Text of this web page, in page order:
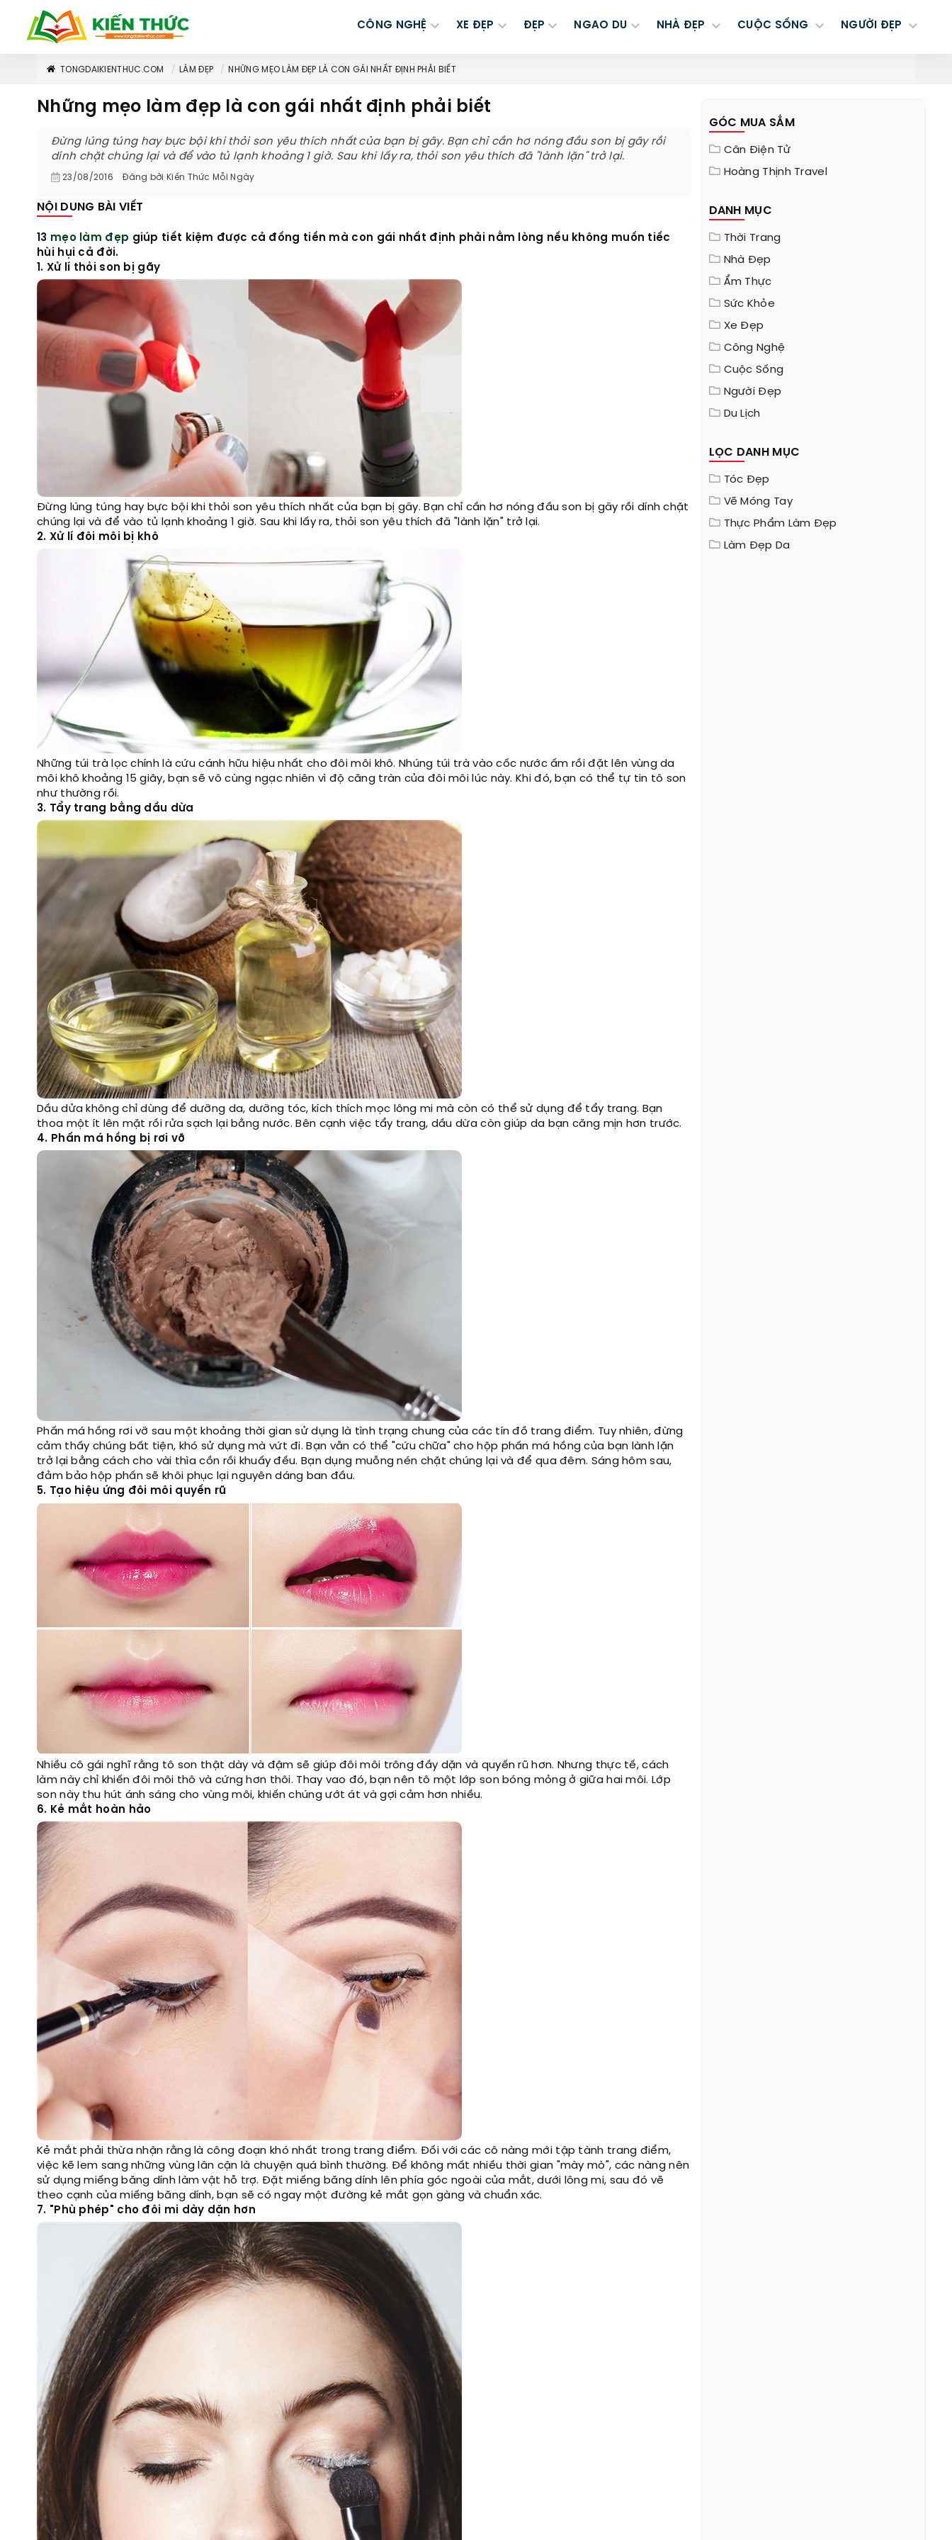
CÔNG NGHỆ XE ĐẸP ĐẸP NGAO DU NHÀ ĐẸP CUỘC SỐNG NGƯỜI ĐẸP
TONGDAIKIENTHUC.COM LÀM ĐẸP NHỮNG MẸO LÀM ĐẸP LÀ CON GÁI NHẤT ĐỊNH PHẢI BIẾT
Những mẹo làm đẹp là con gái nhất định phải biết
Đừng lúng túng hay bực bội khi thỏi son yêu thích nhất của bạn bị gãy. Bạn chỉ cần hơ nóng đầu son bị gãy rồi
dính chặt chúng lại và để vào tủ lạnh khoảng 1 giờ. Sau khi lấy ra, thỏi son yêu thích đã "lành lặn" trở lại.
23/08/2016 Đăng bởi Kiến Thức Mỗi Ngày
NỘI DUNG BÀI VIẾT
13 mẹo làm đẹp giúp tiết kiệm được cả đống tiền mà con gái nhất định phải nằm lòng nếu không muốn tiếc
hùi hụi cả đời.
1. Xử lí thỏi son bị gãy
Đừng lúng túng hay bực bội khi thỏi son yêu thích nhất của bạn bị gãy. Bạn chỉ cần hơ nóng đầu son bị gãy rồi dính chặt
chúng lại và để vào tủ lạnh khoảng 1 giờ. Sau khi lấy ra, thỏi son yêu thích đã "lành lặn" trở lại.
2. Xử lí đôi môi bị khô
Những túi trà lọc chính là cứu cánh hữu hiệu nhất cho đôi môi khô. Nhúng túi trà vào cốc nước ấm rồi đặt lên vùng da
môi khô khoảng 15 giây, bạn sẽ vô cùng ngạc nhiên vì độ căng tràn của đôi môi lúc này. Khi đó, bạn có thể tự tin tô son
như thường rồi.
3. Tẩy trang bằng dầu dừa
Dầu dửa không chỉ dùng để dưỡng da, dưỡng tóc, kích thích mọc lông mi mà còn có thể sử dụng để tẩy trang. Bạn
thoa một ít lên mặt rồi rửa sạch lại bằng nước. Bên cạnh việc tẩy trang, dầu dừa còn giúp da bạn căng mịn hơn trước.
4. Phấn má hồng bị rơi vỡ
Phấn má hồng rơi vỡ sau một khoảng thời gian sử dụng là tình trạng chung của các tín đồ trang điểm. Tuy nhiên, đừng
cảm thấy chúng bất tiện, khó sử dụng mà vứt đi. Bạn vẫn có thể "cứu chữa" cho hộp phấn má hồng của bạn lành lặn
trở lại bằng cách cho vài thìa cồn rồi khuấy đều. Bạn dụng muỗng nén chặt chúng lại và để qua đêm. Sáng hôm sau,
đảm bảo hộp phấn sẽ khôi phục lại nguyên dáng ban đầu.
5. Tạo hiệu ứng đôi môi quyến rũ
Nhiều cô gái nghĩ rằng tô son thật dày và đậm sẽ giúp đôi môi trông đầy dặn và quyến rũ hơn. Nhưng thực tế, cách
làm này chỉ khiến đôi môi thô và cứng hơn thôi. Thay vao đó, bạn nên tô một lớp son bóng mỏng ở giữa hai môi. Lớp
son này thu hút ánh sáng cho vùng môi, khiến chúng ướt át và gợi cảm hơn nhiều.
6. Kẻ mắt hoàn hảo
Kẻ mắt phải thừa nhận rằng là công đoạn khó nhất trong trang điểm. Đối với các cô nàng mới tập tành trang điểm,
việc kẽ lem sang những vùng lân cận là chuyện quá bình thường. Để không mất nhiều thời gian "mày mò", các nàng nên
sử dụng miếng băng dính làm vật hỗ trợ. Đặt miếng băng dính lên phía góc ngoài của mắt, dưới lông mi, sau đó vẽ
theo cạnh của miếng băng dính, bạn sẽ có ngay một đường kẻ mắt gọn gàng và chuẩn xác.
7. "Phù phép" cho đôi mi dày dặn hơn
GÓC MUA SẮM
Cân Điện Tử
Hoàng Thịnh Travel
DANH MỤC
Thời Trang
Nhà Đẹp
Ẩm Thực
Sức Khỏe
Xe Đẹp
Công Nghệ
Cuộc Sống
Người Đẹp
Du Lịch
LỌC DANH MỤC
Tóc Đẹp
Vẽ Móng Tay
Thực Phẩm Làm Đẹp
Làm Đẹp Da